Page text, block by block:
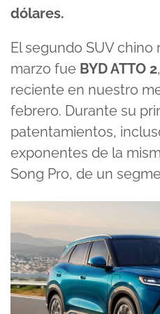
dólares.
El segundo SUV chino
marzo fue BYD ATTO 2
reciente en nuestro
febrero. Durante su
patentamientos,
exponentes de la
Song Pro, de un